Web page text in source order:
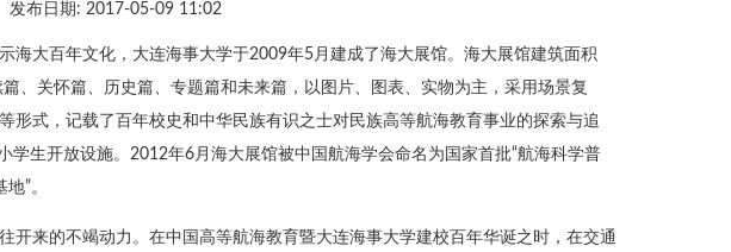
发布日期: 2017-05-09 11:02
海大百年文化，大连海事大学于2009年5月建成了海大展馆。海大展馆建筑面积
、关怀篇、历史篇、专题篇和未来篇，以图片、图表、实物为主，采用场景复
形式，记载了百年校史和中华民族有识之士对民族高等航海教育事业的探索与追
生开放设施。2012年6月海大展馆被中国航海学会命名为国家首批“航海科学普
”。
开来的不竭动力。在中国高等航海教育暨大连海事大学建校百年华诞之时，在交通